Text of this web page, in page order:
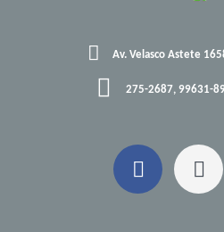
Av. Velasco Astete
275-2687, 99631-